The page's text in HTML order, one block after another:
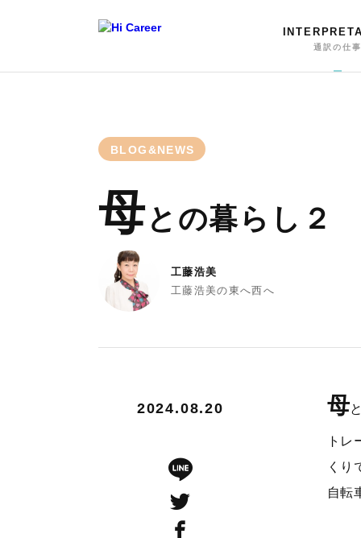
通訳の仕
BLOG&NEWS
母との暮らし２
工藤浩美
工藤浩美の東へ西へ
2024.08.20 母
ト
くり
自転